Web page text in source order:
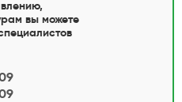
вы можете